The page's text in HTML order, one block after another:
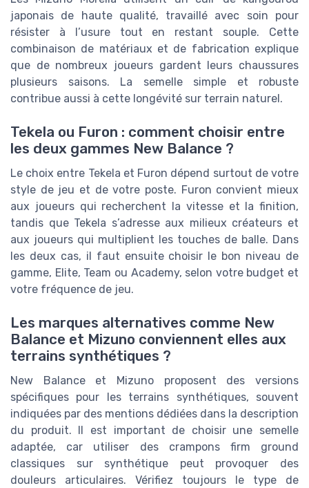
japonais de haute qualité, travaillé avec soin pour
résister à l’usure tout en restant souple. Cette
combinaison de matériaux et de fabrication explique
que de nombreux joueurs gardent leurs chaussures
plusieurs saisons. La semelle simple et robuste
contribue aussi à cette longévité sur terrain naturel.
Tekela ou Furon : comment choisir entre
les deux gammes New Balance ?
Le choix entre Tekela et Furon dépend surtout de votre
style de jeu et de votre poste. Furon convient mieux
aux joueurs qui recherchent la vitesse et la finition,
tandis que Tekela s’adresse aux milieux créateurs et
aux joueurs qui multiplient les touches de balle. Dans
les deux cas, il faut ensuite choisir le bon niveau de
gamme, Elite, Team ou Academy, selon votre budget et
votre fréquence de jeu.
Les marques alternatives comme New
Balance et Mizuno conviennent elles aux
terrains synthétiques ?
New Balance et Mizuno proposent des versions
spécifiques pour les terrains synthétiques, souvent
indiquées par des mentions dédiées dans la description
du produit. Il est important de choisir une semelle
adaptée, car utiliser des crampons firm ground
classiques sur synthétique peut provoquer des
douleurs articulaires. Vérifiez toujours le type de